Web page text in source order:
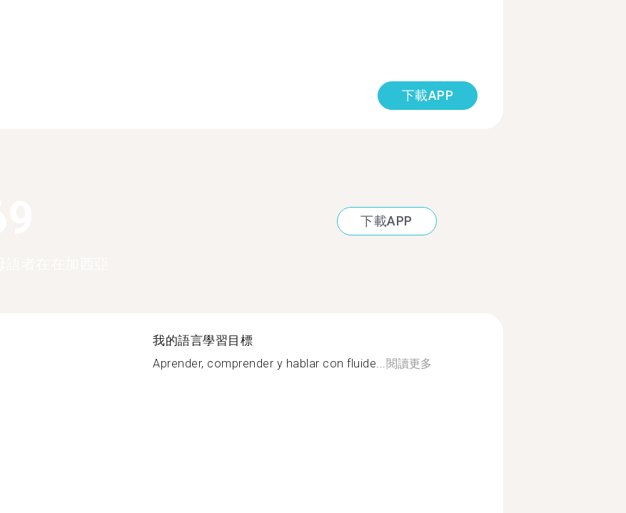
下載APP
下載APP
我的語言學習目標
Aprender, comprender y hablar con fluide... 閱讀更多